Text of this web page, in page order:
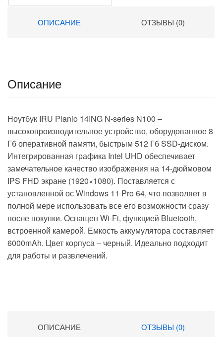
Graphics 15.6″ IPS FHD
Pro dk.grey WiFi BT Cam
ОПИСАНИЕ ОТЗЫВЫ (0)
Описание
Ноутбук IRU Planio 14ING N-series N100 –
высокопроизводительное устройство, оборудованное 8
Гб оперативной памяти, быстрым 512 Гб SSD-диском.
Интегрированная графика Intel UHD обеспечивает
замечательное качество изображения на 14-дюймовом
IPS FHD экране (1920×1080). Поставляется с
установленной ос Windows 11 Pro 64, что позволяет в
полной мере использовать все его возможности сразу
после покупки. Оснащен Wi-Fi, функцией Bluetooth,
встроенной камерой. Емкость аккумулятора составляет
6000mAh. Цвет корпуса – черный. Идеально подходит
для работы и развлечений.
ОПИСАНИЕ ОТЗЫВЫ (0)